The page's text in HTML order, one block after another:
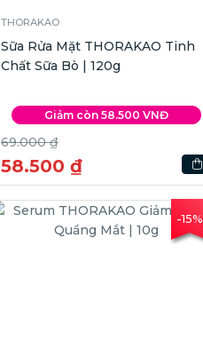
THORAKAO
Sữa Rửa Mặt THORAKAO Tinh
Chất Sữa Bò | 120g
Giảm còn 58.500 VNĐ
69.000 ₫
58.500 ₫
-15%